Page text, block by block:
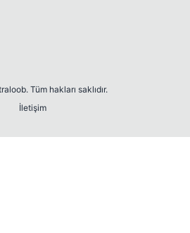
Tüm hakları saklıdır.
İletişim